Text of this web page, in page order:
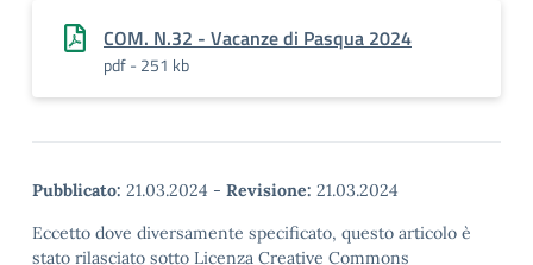
COM. N.32 - Vacanze di Pasqua 2024
pdf - 251 kb
Pubblicato: 21.03.2024 - Revisione: 21.03.2024
Eccetto dove diversamente specificato, questo articolo è
stato rilasciato sotto Licenza Creative Commons